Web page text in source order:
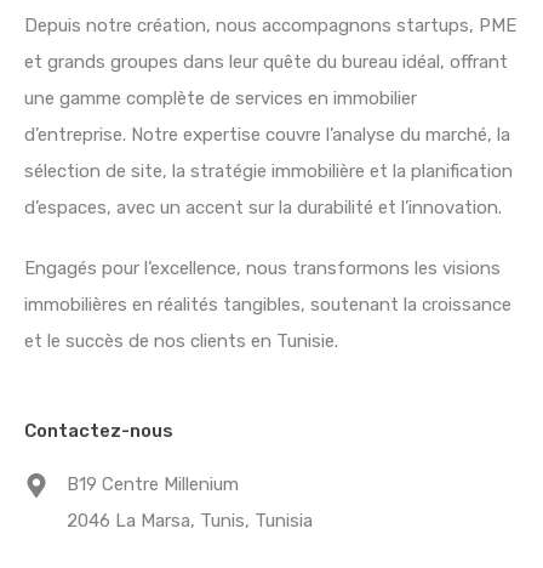
Depuis notre création, nous accompagnons startups, PME
et grands groupes dans leur quête du bureau idéal, offrant
une gamme complète de services en immobilier
d’entreprise. Notre expertise couvre l’analyse du marché, la
sélection de site, la stratégie immobilière et la planification
d’espaces, avec un accent sur la durabilité et l’innovation.
Engagés pour l’excellence, nous transformons les visions
immobilières en réalités tangibles, soutenant la croissance
et le succès de nos clients en Tunisie.
Contactez-nous
B19 Centre Millenium
2046 La Marsa, Tunis, Tunisia